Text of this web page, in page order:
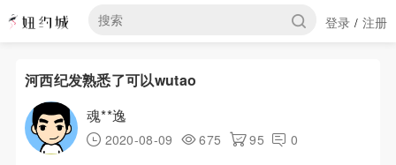
登录 / 注册
河西纪发熟悉了可以wutao
魂**逸
2020-08-09 675 95 0